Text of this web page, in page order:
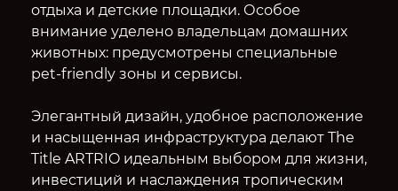
отдыха и детские площадки. Особое
внимание уделено владельцам домашних
животных: предусмотрены специальные
pet-friendly зоны и сервисы.
Элегантный дизайн, удобное расположение
и насыщенная инфраструктура делают The
Title ARTRIO идеальным выбором для жизни,
инвестиций и наслаждения тропическим